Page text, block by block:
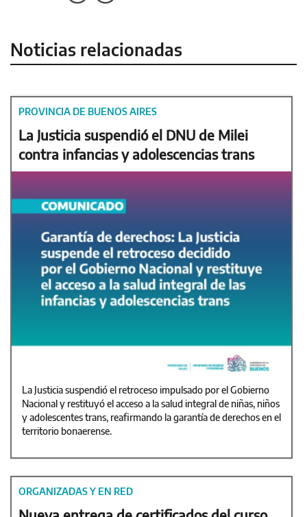
Noticias relacionadas
PROVINCIA DE BUENOS AIRES
La Justicia suspendió el DNU de Milei
contra infancias y adolescencias trans
La Justicia suspendió el retroceso impulsado por el Gobierno
Nacional y restituyó el acceso a la salud integral de niñas, niños
y adolescentes trans, reafirmando la garantía de derechos en el
territorio bonaerense.
ORGANIZADAS Y EN RED